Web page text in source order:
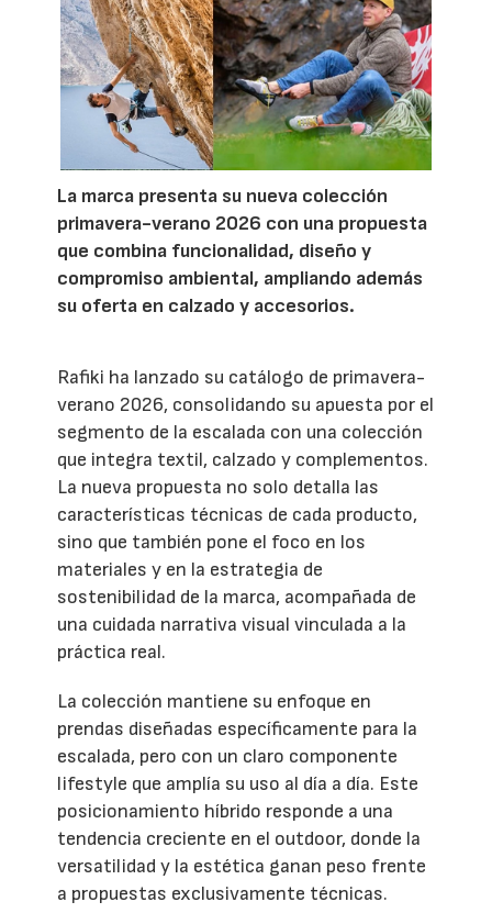
La marca presenta su nueva colección
primavera-verano 2026 con una propuesta
que combina funcionalidad, diseño y
compromiso ambiental, ampliando además
su oferta en calzado y accesorios.
Rafiki ha lanzado su catálogo de primavera-
verano 2026, consolidando su apuesta por el
segmento de la escalada con una colección
que integra textil, calzado y complementos.
La nueva propuesta no solo detalla las
características técnicas de cada producto,
sino que también pone el foco en los
materiales y en la estrategia de
sostenibilidad de la marca, acompañada de
una cuidada narrativa visual vinculada a la
práctica real.
La colección mantiene su enfoque en
prendas diseñadas específicamente para la
escalada, pero con un claro componente
lifestyle que amplía su uso al día a día. Este
posicionamiento híbrido responde a una
tendencia creciente en el outdoor, donde la
versatilidad y la estética ganan peso frente
a propuestas exclusivamente técnicas.